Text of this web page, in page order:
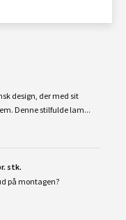
design, der med sit
Denne stilfulde lam...
stk.
på montagen?